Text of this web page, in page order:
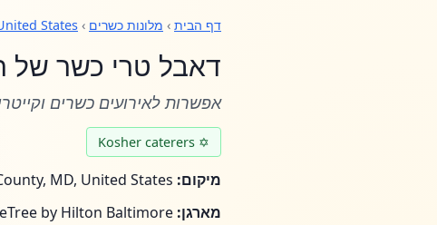
דף הבית › מלונות כשרים ›
States
דאבל טרי כשר של
אפשרות לאירועים כשרים
✡ Kosher caterers
מיקום:
מארגן: